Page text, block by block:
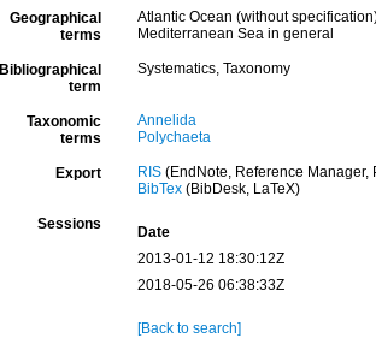
Geographical
terms
Atlantic Ocean (without
Mediterranean Sea in general
Bibliographical
term
Systematics, Taxonomy
Taxonomic
terms
Annelida
Polychaeta
Export RIS(EndNote, Reference Manager,
BibTex(BibDesk, LaTeX)
Sessions
Date
2013-01-12 18:30:12Z
2018-05-26 06:38:33Z
[Back to search]